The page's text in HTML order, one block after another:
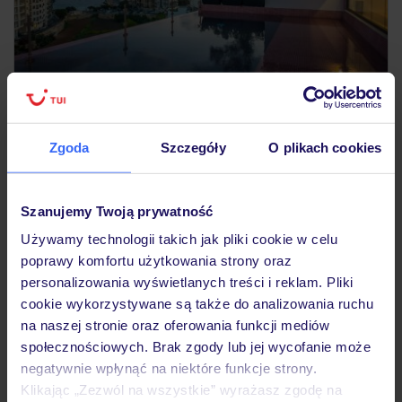
Zgoda Szczegóły O plikach cookies
Szanujemy Twoją prywatność
Używamy technologii takich jak pliki cookie w celu
poprawy komfortu użytkowania strony oraz
personalizowania wyświetlanych treści i reklam. Pliki
cookie wykorzystywane są także do analizowania ruchu
na naszej stronie oraz oferowania funkcji mediów
społecznościowych. Brak zgody lub jej wycofanie może
negatywnie wpłynąć na niektóre funkcje strony.
Klikając „Zezwól na wszystkie” wyrażasz zgodę na
164 opinie
Holm Boutique & Spa
MALTA ST. JULIAN'S
4 500 ZŁ
02.09.2026 - 08.09.2026 (6 noclegów)
Warszawa-Modlin (19:35)
LAST MINUTE